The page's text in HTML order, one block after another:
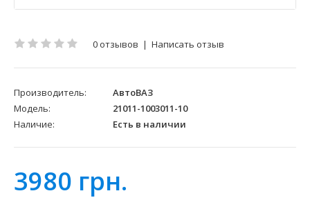
0 отзывов | Написать отзыв
Производитель:
АвтоВАЗ
Модель:
21011-1003011-10
Наличие:
Есть в наличии
3980 грн.